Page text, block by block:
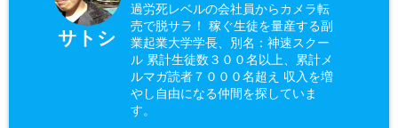
サトシ
過労死レベルの会社員からカメラ転
売で脱サラ！ 稼ぐ生徒を量産する副
業起業大学学長、別名：神速スクー
ル 累計生徒数３００名以上、累計メ
ルマガ読者７０００名超え 収入を増
やし自由になる仲間を探していま
す。